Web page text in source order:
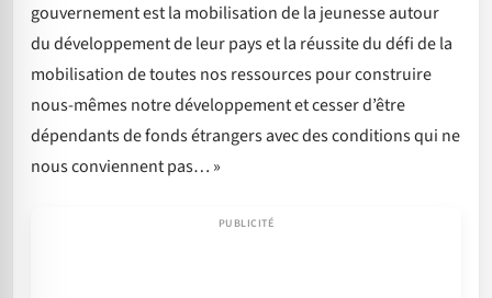
gouvernement est la mobilisation de la jeunesse autour
du développement de leur pays et la réussite du défi de la
mobilisation de toutes nos ressources pour construire
nous-mêmes notre développement et cesser d’être
dépendants de fonds étrangers avec des conditions qui ne
nous conviennent pas… »